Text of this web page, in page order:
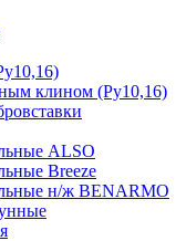
клином (Ру10,16)
ALSO
Breeze
н/ж BENARMO